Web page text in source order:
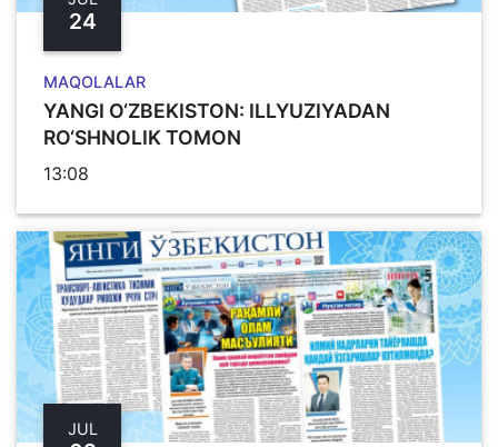
24
MAQOLALAR
YANGI O‘ZBЕKISTON: ILLYUZIYADAN
RO‘SHNOLIK TOMON
13:08
JUL